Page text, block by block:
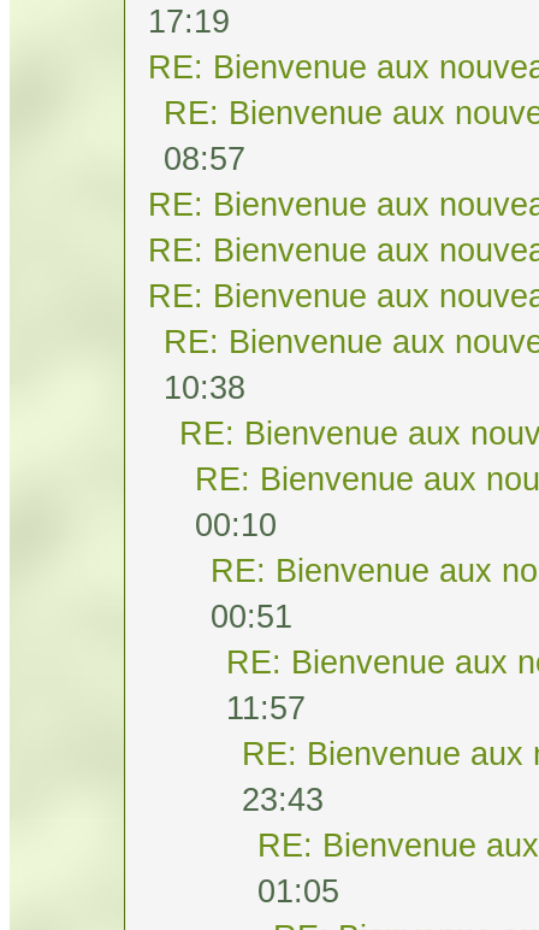
17:19
RE: Bienvenue aux
RE: Bienvenue aux
08:57
RE: Bienvenue aux
RE: Bienvenue aux
RE: Bienvenue aux
RE: Bienvenue aux
10:38
RE: Bienvenue aux
RE: Bienvenue aux
00:10
RE: Bienvenue aux
00:51
RE: Bienvenue aux
11:57
RE: Bienvenue aux
23:43
RE: Bienvenue
01:05